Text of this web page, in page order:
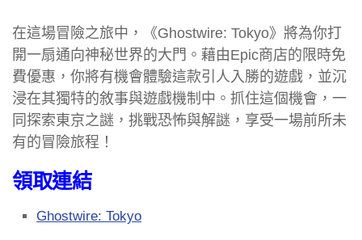
在這場冒險之旅中，《Ghostwire: Tokyo》將為你打
開一扇通向神秘世界的大門。藉由Epic商店的限時免
費優惠，你將有機會體驗這款引人入勝的遊戲，並沉
浸在其獨特的敘事與遊戲機制中。抓住這個機會，一
同探索東京之謎，挑戰恐怖與解謎，享受一場前所未
有的冒險旅程！
領取連結
Ghostwire: Tokyo